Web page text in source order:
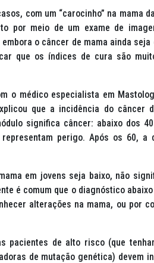
com um “carocinho” na mama
por meio de um exame de
o câncer de mama ainda
que os índices de cura são
o médico especialista em
que a incidência do câncer
significa câncer: abaixo dos
perigo. Após os 60, a
em jovens seja baixo, não
é comum que o diagnóstico
alterações na mama, ou por
pacientes de alto risco (que
de mutação genética) devem